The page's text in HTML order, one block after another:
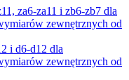
za6-za11 i zb6-zb7 dla
zewnętrznych od
i d6-d12 dla
zewnętrznych od